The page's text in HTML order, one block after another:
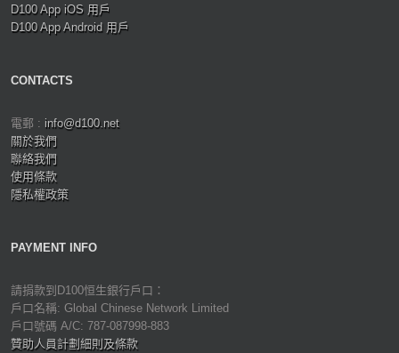
D100 App iOS 用戶
D100 App Android 用戶
CONTACTS
電郵 : info@d100.net
關於我們
聯絡我們
使用條款
隱私權政策
PAYMENT INFO
請捐款到D100恒生銀行戶口：
戶口名稱: Global Chinese Network Limited
戶口號碼 A/C: 787-087998-883
贊助人員計劃細則及條款